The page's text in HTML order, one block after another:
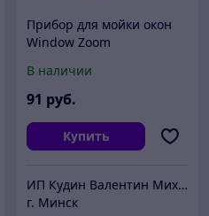
Прибор для мойки окон
Window Zoom
В наличии
91 руб.
Купить
ИП Кудин Валентин Михайлович
г. Минск